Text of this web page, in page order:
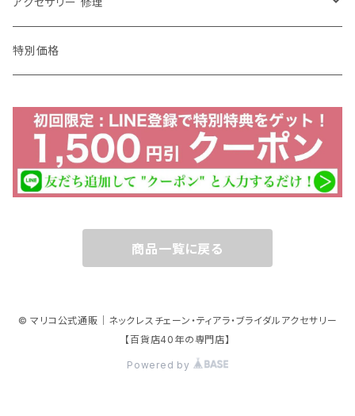
80センチ
ペンダント チェーン
パーツ
アニマルブローチ
ストールピン
ダブルクリップ
リング
ネックレス チェーン 修理
ブレスレット 修理
チェーン 絡み 修理
特別価格
商品一覧に戻る
© マリコ公式通販｜ネックレスチェーン・ティアラ・ブライダルアクセサリー
【百貨店40年の専門店】
Powered by